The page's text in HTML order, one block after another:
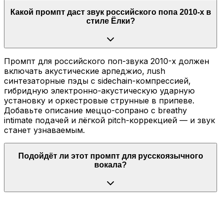
Какой промпт даст звук российского попа 2010-х в
стиле Ёлки?
Промпт для российского поп-звука 2010-х должен
включать акустические арпеджио, лush
синтезаторные пэды с sidechain-компрессией,
гибридную электронно-акустическую ударную
установку и оркестровые струнные в припеве.
Добавьте описание меццо-сопрано с breathy
intimate подачей и лёгкой pitch-коррекцией — и звук
станет узнаваемым.
Подойдёт ли этот промпт для русскоязычного
вокала?